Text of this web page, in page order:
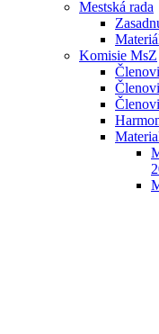
Mestská rada
Komisie MsZ